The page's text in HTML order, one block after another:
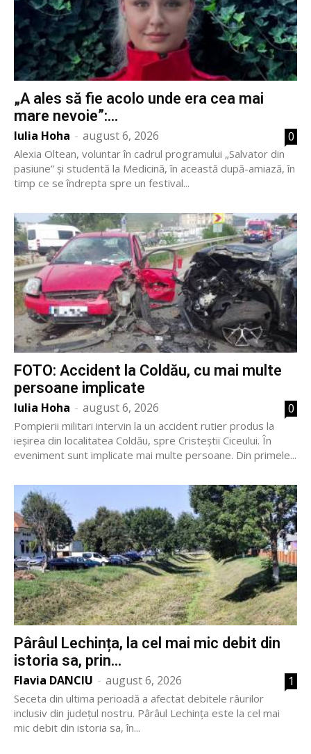
„A ales să fie acolo unde era cea mai
mare nevoie”:...
Iulia Hoha - august 6, 2026 0
Alexia Oltean, voluntar în cadrul programului „Salvator din
pasiune” și studentă la Medicină, în această după-amiază, în
timp ce se îndrepta spre un festival...
FOTO: Accident la Coldău, cu mai multe
persoane implicate
Iulia Hoha - august 6, 2026 0
Pompierii militari intervin la un accident rutier produs la
ieșirea din localitatea Coldău, spre Cristeștii Ciceului. În
eveniment sunt implicate mai multe persoane. Din primele...
Pârâul Lechința, la cel mai mic debit din
istoria sa, prin...
Flavia DANCIU - august 6, 2026 1
Seceta din ultima perioadă a afectat debitele râurilor
inclusiv din județul nostru. Pârâul Lechința este la cel mai
mic debit din istoria sa, în...